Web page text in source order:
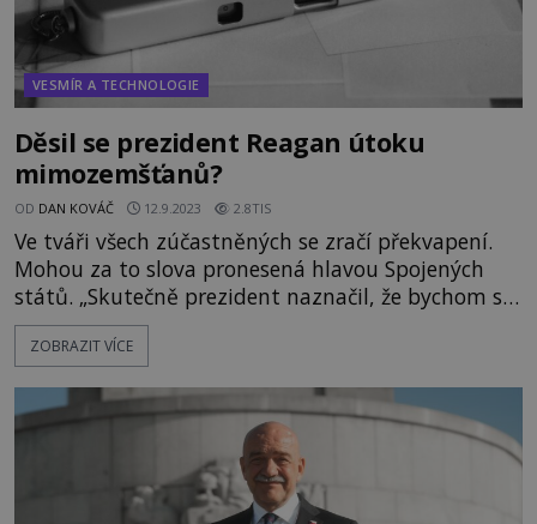
VESMÍR A TECHNOLOGIE
Děsil se prezident Reagan útoku
mimozemšťanů?
OD DAN KOVÁČ 12.9.2023 2.8TIS
Ve tváři všech zúčastněných se zračí překvapení.
Mohou za to slova pronesená hlavou Spojených
států. „Skutečně prezident naznačil, že bychom se
mohli stát terčem mimozemské invaze?“ šeptají si
diplomaté. V roce 1983 totiž Ronald Reagan
nezvyklou řečí. Co chce říci a před čím varovat?
Řadu let tajené zprávy o
ZOBRAZIT VÍCE